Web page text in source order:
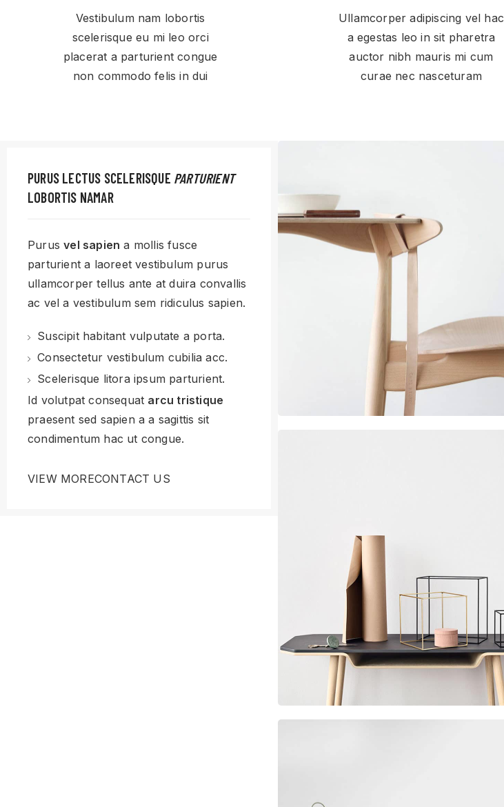
Vestibulum nam lobortis
scelerisque eu mi leo orci
placerat a parturient congue
non commodo felis in dui
Ullamcorper adipiscing vel hac
a egestas leo in sit pharetra
auctor nibh mauris mi cum
curae nec nasceturam
PURUS LECTUS SCELERISQUE PARTURIENT
LOBORTIS NAMAR
Purusvel sapien a mollis fusce
parturient a laoreet vestibulum purus
ullamcorper tellus ante at duira convallis
ac vel a vestibulum sem ridiculus sapien.
Suscipit habitant vulputate a porta.
Consectetur vestibulum cubilia acc.
Scelerisque litora ipsum parturient.
Id volutpat consequat arcu tristique
praesent sed sapien a a sagittis sit
condimentum hac ut congue.
VIEW MORECONTACT US